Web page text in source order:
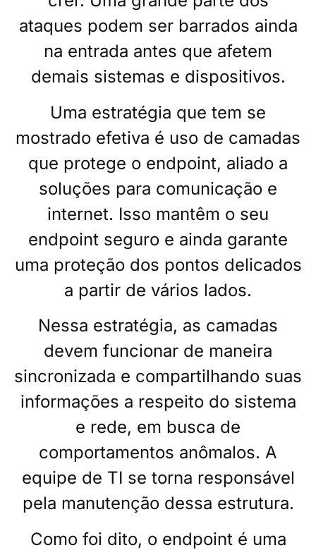
ataques podem ser barrados ainda
na entrada antes que afetem
demais sistemas e dispositivos.
Uma estratégia que tem se
mostrado efetiva é uso de camadas
que protege o endpoint, aliado a
soluções para comunicação e
internet. Isso mantêm o seu
endpoint seguro e ainda garante
uma proteção dos pontos delicados
a partir de vários lados.
Nessa estratégia, as camadas
devem funcionar de maneira
sincronizada e compartilhando suas
informações a respeito do sistema
e rede, em busca de
comportamentos anômalos. A
equipe de TI se torna responsável
pela manutenção dessa estrutura.
Como foi dito, o endpoint é uma